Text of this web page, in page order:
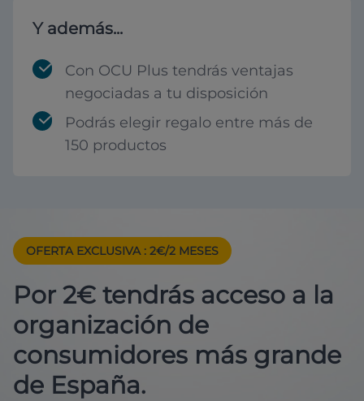
Y además...
Con OCU Plus tendrás ventajas
negociadas a tu disposición
Podrás elegir regalo entre más de
150 productos
OFERTA EXCLUSIVA : 2€/2 MESES
Por 2€ tendrás acceso a la
organización de
consumidores más grande
de España.